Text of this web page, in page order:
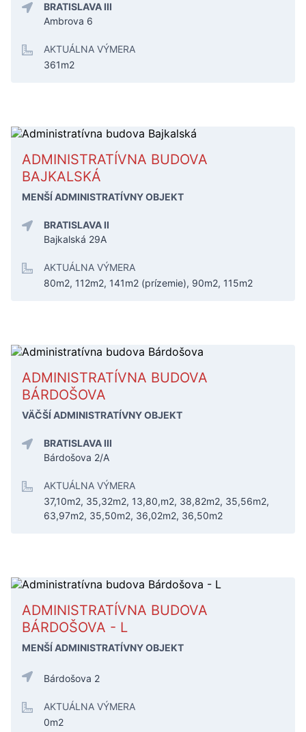
BRATISLAVA III
Ambrova 6
AKTUÁLNA VÝMERA
361m2
ADMINISTRATÍVNA BUDOVA
BAJKALSKÁ
MENŠÍ ADMINISTRATÍVNY OBJEKT
BRATISLAVA II
Bajkalská 29A
AKTUÁLNA VÝMERA
80m2, 112m2, 141m2 (prízemie), 90m2, 115m2
ADMINISTRATÍVNA BUDOVA
BÁRDOŠOVA
VÄČŠÍ ADMINISTRATÍVNY OBJEKT
BRATISLAVA III
Bárdošova 2/A
AKTUÁLNA VÝMERA
37,10m2, 35,32m2, 13,80,m2, 38,82m2, 35,56m2,
63,97m2, 35,50m2, 36,02m2, 36,50m2
ADMINISTRATÍVNA BUDOVA
BÁRDOŠOVA - L
MENŠÍ ADMINISTRATÍVNY OBJEKT
Bárdošova 2
AKTUÁLNA VÝMERA
0m2